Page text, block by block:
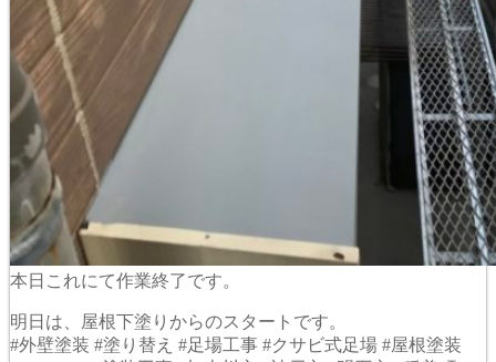
本日これにて作業終了です。
明日は、屋根下塗りからのスタートです。
#外壁塗装 #塗り替え #足場工事 #クサビ式足場 #屋根塗装